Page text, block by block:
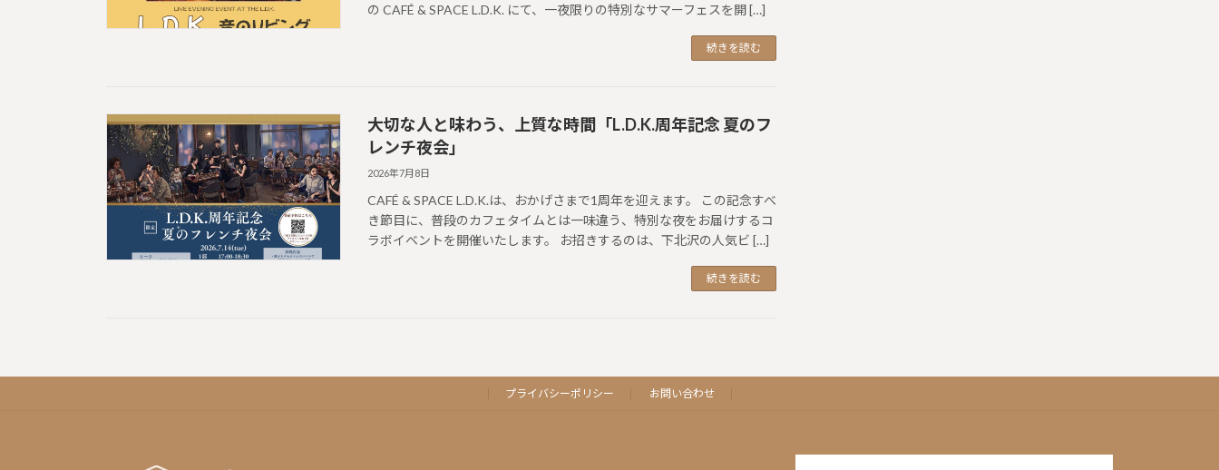
の CAFÉ & SPACE L.D.K. にて、一夜限りの特別なサマーフェスを開 […]
続きを読む
大切な人と味わう、上質な時間「L.D.K.周年記念 夏のフ
レンチ夜会」
2026年7月8日
CAFÉ & SPACE L.D.K.は、おかげさまで1周年を迎えます。 この記念すべ
き節目に、普段のカフェタイムとは一味違う、特別な夜をお届けするコ
ラボイベントを開催いたします。 お招きするのは、下北沢の人気ビ […]
続きを読む
プライバシーポリシー お問い合わせ